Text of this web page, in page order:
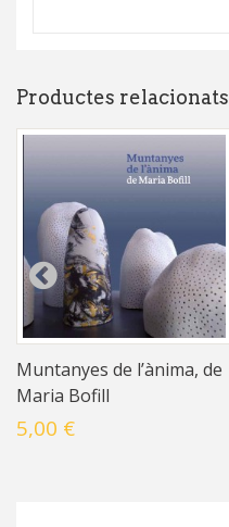
Productes relacionats
Muntanyes de l’ànima, de
Maria Bofill
5,00 €